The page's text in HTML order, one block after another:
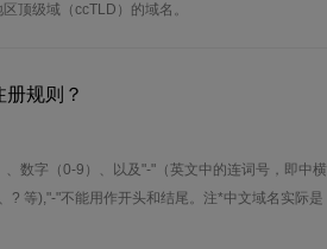
顶级域（ccTLD）的域名。
规则？
数字（0-9）、以及"-"（英文中的连词号，即中横
? 等),"-"不能用作开头和结尾。注*中文域名实际是